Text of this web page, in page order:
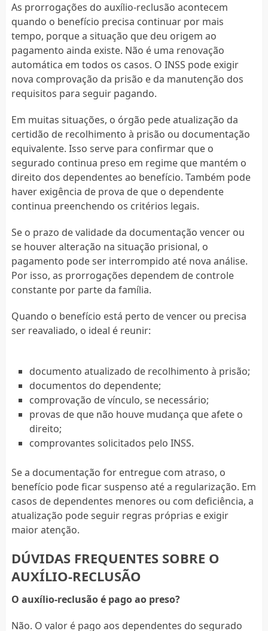
As prorrogações do auxílio-reclusão acontecem
quando o benefício precisa continuar por mais
tempo, porque a situação que deu origem ao
pagamento ainda existe. Não é uma renovação
automática em todos os casos. O INSS pode exigir
nova comprovação da prisão e da manutenção dos
requisitos para seguir pagando.
Em muitas situações, o órgão pede atualização da
certidão de recolhimento à prisão ou documentação
equivalente. Isso serve para confirmar que o
segurado continua preso em regime que mantém o
direito dos dependentes ao benefício. Também pode
haver exigência de prova de que o dependente
continua preenchendo os critérios legais.
Se o prazo de validade da documentação vencer ou
se houver alteração na situação prisional, o
pagamento pode ser interrompido até nova análise.
Por isso, as prorrogações dependem de controle
constante por parte da família.
Quando o benefício está perto de vencer ou precisa
ser reavaliado, o ideal é reunir:
documento atualizado de recolhimento à prisão;
documentos do dependente;
comprovação de vínculo, se necessário;
provas de que não houve mudança que afete o
direito;
comprovantes solicitados pelo INSS.
Se a documentação for entregue com atraso, o
benefício pode ficar suspenso até a regularização. Em
casos de dependentes menores ou com deficiência, a
atualização pode seguir regras próprias e exigir
maior atenção.
DÚVIDAS FREQUENTES SOBRE O
AUXÍLIO-RECLUSÃO
O auxílio-reclusão é pago ao preso?
Não. O valor é pago aos dependentes do segurado